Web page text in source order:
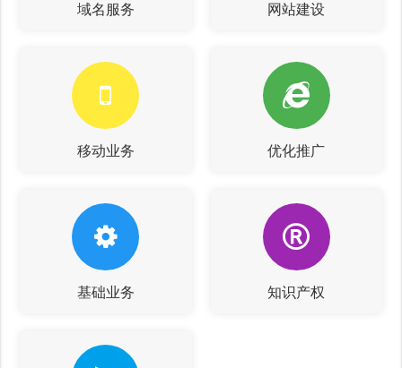
域名服务 网站建设
移动业务 优化推广
基础业务 知识产权